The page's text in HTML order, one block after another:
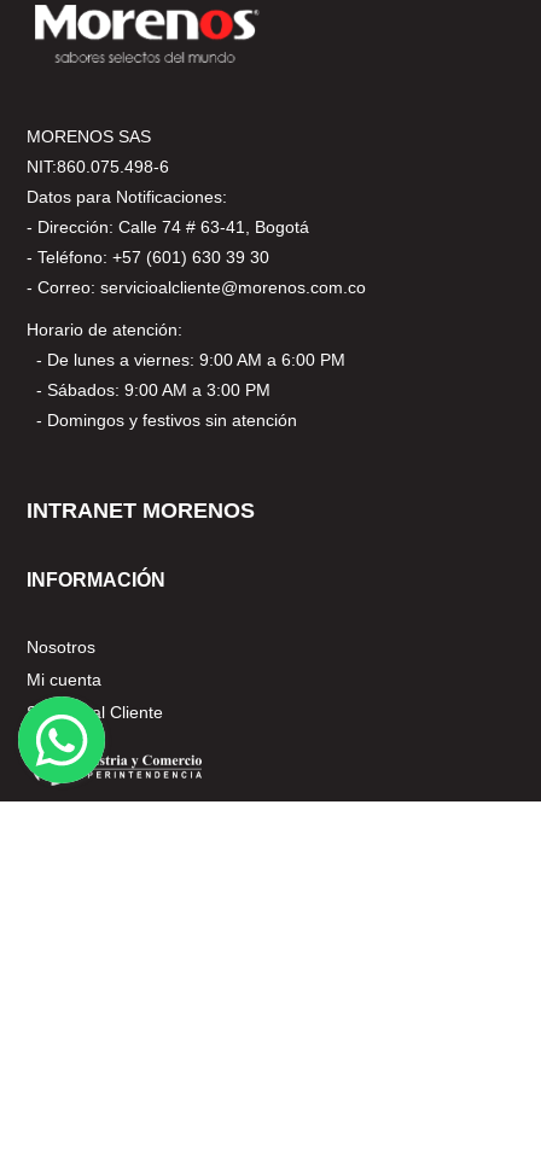
MORENOS SAS
NIT:860.075.498-6
Datos para Notificaciones:
- Dirección: Calle 74 # 63-41, Bogotá
- Teléfono: +57 (601) 630 39 30
- Correo: servicioalcliente@morenos.com.co
Horario de atención:
- De lunes a viernes: 9:00 AM a 6:00 PM
- Sábados: 9:00 AM a 3:00 PM
- Domingos y festivos sin atención
INTRANET MORENOS
INFORMACIÓN
Nosotros
Mi cuenta
Servicio al Cliente